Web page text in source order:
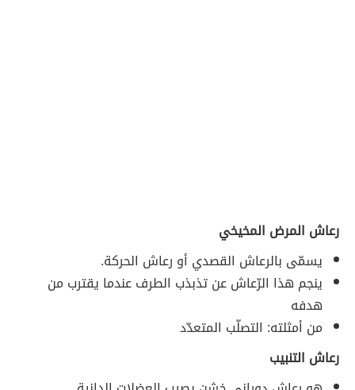
رعاش المرض المخيخي
يسمّى بالرعاش القصدي أو رعاش الحركة.
ينجم هذا الرّعاش عن تذبذب الطرف عندما يقترب من
هدفه
من أمثلته: التصلّب المتعدّد
رعاش التنبيب